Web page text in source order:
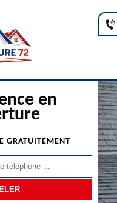
en
GRATUITEMENT